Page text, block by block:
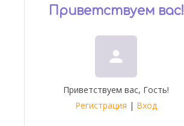
Приветствуем вас!
person
Приветствуем вас, Гость!
Регистрация | Вход